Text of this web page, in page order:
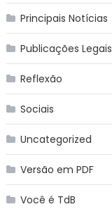
Principais Notícias
Publicações Legais
Reflexão
Sociais
Uncategorized
Versão em PDF
Você é TdB